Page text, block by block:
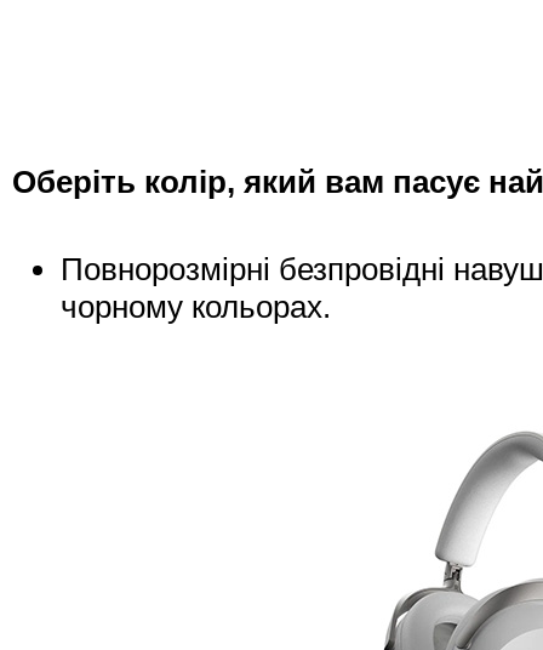
Оберіть колір, який вам пасує
Повнорозмірні безпровідні
чорному кольорах.